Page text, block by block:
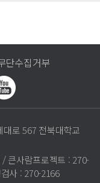
단수집거부
로 567 전북대학교
큰사람프로젝트 : 270-
사 : 270-2166